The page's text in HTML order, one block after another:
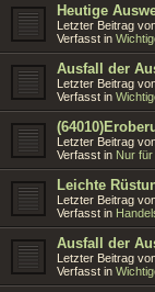
Heutige
Letzter Beitrag
Verfasst in
Ausfall der
Letzter Beitrag
Verfasst in
Letzter Beitrag
Verfasst in Nur
Leichte
Letzter Beitrag
Verfasst in
Ausfall der
Letzter Beitrag
Verfasst in